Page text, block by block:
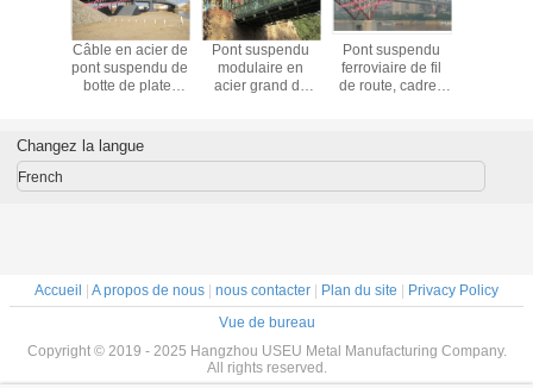
de
Câble en acier de
pont suspendu de
botte de plate-
de véhicule de
piétons d'ancre de
Pont suspendu
modulaire en
acier grand de
permanente
Pont suspendu
ferroviaire de fil
de route, cadres
fonction
de pont
Changez la langue
French
Accueil | A propos de nous | nous contacter | Plan du site | Privacy Policy
Vue de bureau
Copyright © 2019 - 2025 Hangzhou USEU Metal Manufacturing Company.
All rights reserved.